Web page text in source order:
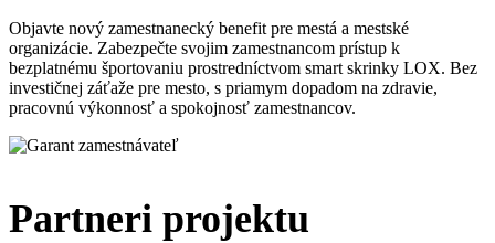
Objavte nový zamestnanecký benefit pre mestá a mestské
organizácie. Zabezpečte svojim zamestnancom prístup k
bezplatnému športovaniu prostredníctvom smart skrinky LOX. Bez
investičnej záťaže pre mesto, s priamym dopadom na zdravie,
pracovnú výkonnosť a spokojnosť zamestnancov.
Partneri projektu